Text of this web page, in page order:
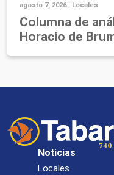
agosto 7, 2026 | Locales
Columna de
Horacio de
Noticias
Locales